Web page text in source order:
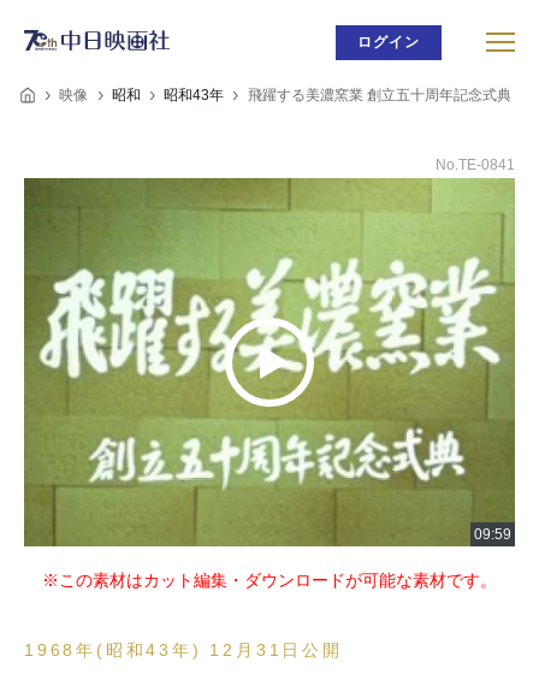
ログイン
映像 昭和 昭和43年 飛躍する美濃窯業 創立五十周年記念式典
No.TE-0841
※この素材はカット編集・ダウンロードが可能な素材です。
1968年(昭和43年) 12月31日公開